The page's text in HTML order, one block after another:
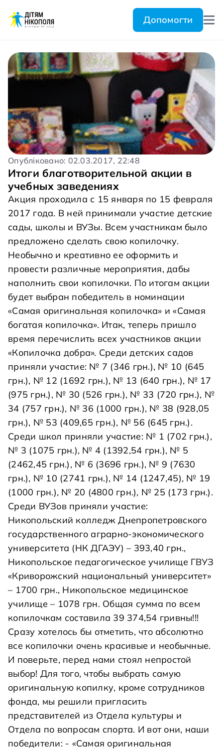
Допомогти
Опубліковано: 02.03.2017, 22:48
Итоги благотворительной акции в
учебных заведениях
Акция проходила с 15 января по 15 февраля
2017 года. В ней принимали участие детские
сады, школы и ВУЗы. Всем участникам было
предложено сделать свою копилочку.
Необычно и креативно ее оформить и
провести различные мероприятия, дабы
наполнить свои копилочки. По итогам акции
будет выбран победитель в номинации
«Самая оригинальная копилочка» и «Самая
богатая копилочка». Итак, теперь пришло
время перечислить всех участников акции
«Копилочка добра». Среди детских садов
приняли участие: № 7 (346 грн.), № 10 (645
грн.), № 12 (1692 грн.), № 13 (640 грн.), № 17
(975 грн.), № 30 (526 грн.), № 33 (720 грн.), №
34 (757 грн.), № 36 (1000 грн.), № 38 (928,05
грн.), № 53 (409,65 грн.), № 56 (645 грн.).
Среди школ приняли участие: № 1 (702 грн.),
№ 3 (1075 грн.), № 4 (1392,54 грн.), № 5
(2462,45 грн.), № 6 (3696 грн.), № 9 (7630
грн.), № 10 (2741 грн.), № 14 (1247,45), № 19
(1000 грн.), № 20 (4800 грн.), № 25 (173 грн.).
Среди ВУЗов приняли участие:
Никопольский колледж Днепропетровского
государственного аграрно-экономического
университета (НК ДГАЭУ) – 393,40 грн.,
Никопольское педагогическое училище ГВУЗ
«Криворожский национальный университет»
– 1700 грн., Никопольское медицинское
училище – 1078 грн. Общая сумма по всем
копилочкам составила 39 374,54 гривны!!!
Сразу хотелось бы отметить, что абсолютно
все копилочки очень красивые и необычные.
И поверьте, перед нами стоял непростой
выбор! Для того, чтобы выбрать самую
оригинальную копилку, кроме сотрудников
фонда, мы решили пригласить
представителей из Отдела культуры и
Отдела по вопросам спорта. И вот они, наши
победители: - «Самая оригинальная